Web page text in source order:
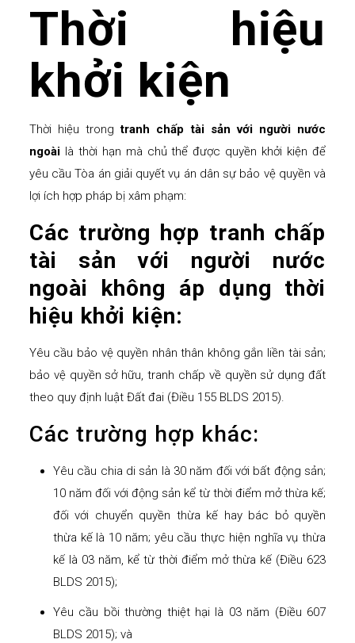
Thời hiệu
khởi kiện
Thời hiệu trongtranh chấp tài sản với người nước
ngoàilà thời hạn mà chủ thể được quyền khởi kiện để
yêu cầu Tòa án giải quyết vụ án dân sự bảo vệ quyền và
lợi ích hợp pháp bị xâm phạm:
Các trường hợp tranh chấp
tài sản với người nước
ngoài không áp dụng thời
hiệu khởi kiện:
Yêu cầu bảo vệ quyền nhân thân không gắn liền tài sản;
bảo vệ quyền sở hữu, tranh chấp về quyền sử dụng đất
theo quy định luật Đất đai (Điều 155 BLDS 2015).
Các trường hợp khác:
Yêu cầu chia di sản là 30 năm đối với bất động sản;
10 năm đối với động sản kể từ thời điểm mở thừa kế;
đối với chuyển quyền thừa kế hay bác bỏ quyền
thừa kế là 10 năm; yêu cầu thực hiện nghĩa vụ thừa
kế là 03 năm, kể từ thời điểm mở thừa kế (Điều 623
BLDS 2015);
Yêu cầu bồi thường thiệt hại là 03 năm (Điều 607
BLDS 2015); và